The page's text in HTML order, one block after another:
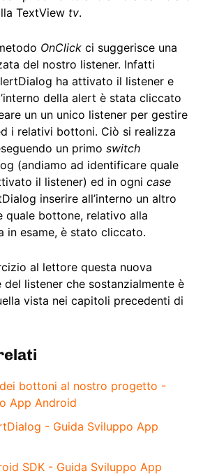
TextView tv.
OnClick ci suggerisce una
del nostro listener. Infatti
ha attivato il listener e
della alert è stata cliccato
un un unico listener per gestire
i relativi bottoni. Ciò si realizza
un primo switch
(andiamo ad identificare quale
il listener) ed in ogni case
inserire all’interno un altro
quale bottone, relativo alla
in esame, è stato cliccato.
al lettore questa nuova
del listener che sostanzialmente è
vista nei capitoli precedenti di
bottoni al nostro progetto -
App Android
- Guida Sviluppo App
SDK - Guida Sviluppo App